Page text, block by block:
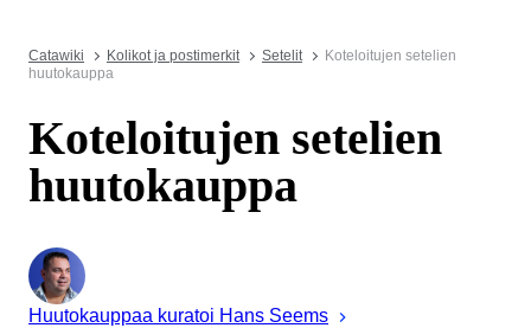
Catawiki Kolikot ja postimerkit Setelit
Koteloitujen setelien
huutokauppa
Koteloitujen setelien
huutokauppa
Huutokauppaa kuratoi Hans Seems